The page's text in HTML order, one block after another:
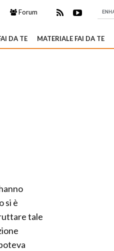
Forum
DA TE MATERIALE FAI DA TE
si è
tale